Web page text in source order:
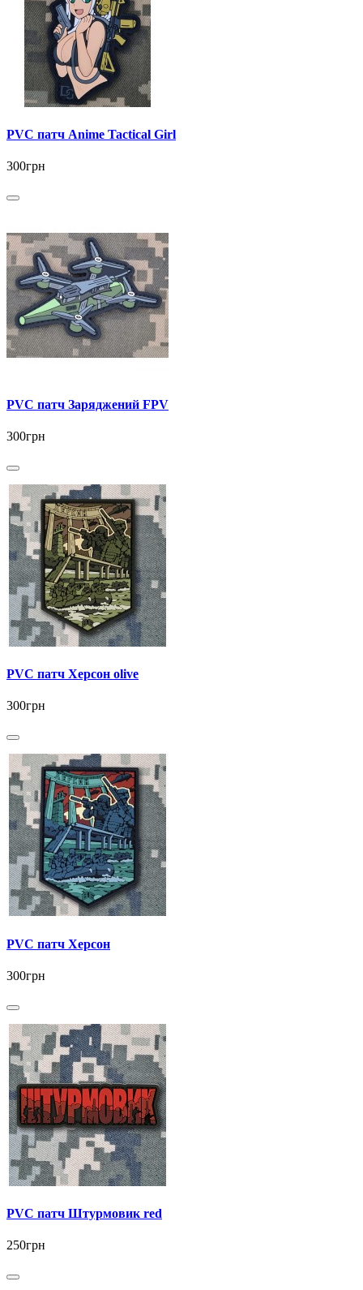
PVC патч Anime Tactical Girl
300грн
PVC патч Заряджений FPV
300грн
PVC патч Херсон olive
300грн
PVC патч Херсон
300грн
PVC патч Штурмовик red
250грн